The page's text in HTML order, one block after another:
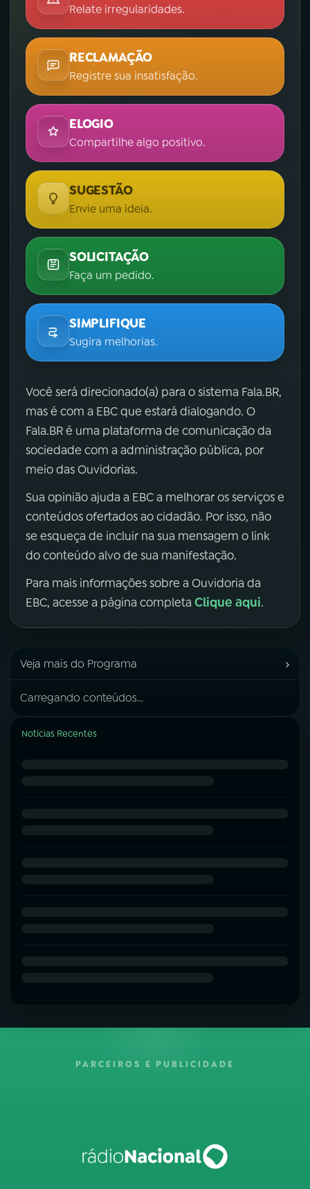
Instagram X
Relate irregularidades.
RECLAMAÇÃO
Registre sua insatisfação.
ELOGIO
Compartilhe algo positivo.
SUGESTÃO
Envie uma ideia.
SOLICITAÇÃO
Faça um pedido.
SIMPLIFIQUE
Sugira melhorias.
Você será direcionado(a) para o sistema Fala.BR,
mas é com a EBC que estará dialogando. O
Fala.BR é uma plataforma de comunicação da
sociedade com a administração pública, por
meio das Ouvidorias.
Sua opinião ajuda a EBC a melhorar os serviços e
conteúdos ofertados ao cidadão. Por isso, não
se esqueça de incluir na sua mensagem o link
do conteúdo alvo de sua manifestação.
Para mais informações sobre a Ouvidoria da
EBC, acesse a página completa Clique aqui.
Veja mais do Programa ›
Carregando conteúdos...
Notícias Recentes
PARCEIROS E PUBLICIDADE